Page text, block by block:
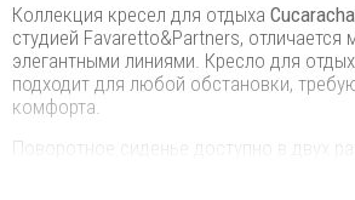
Коллекция кресел для отдыха Cucaracha
студией Favaretto&Partners, отличается
элегантными линиями. Кресло для
подходит для любой обстановки,
комфорта.
Поворотное сиденье доступно в двух